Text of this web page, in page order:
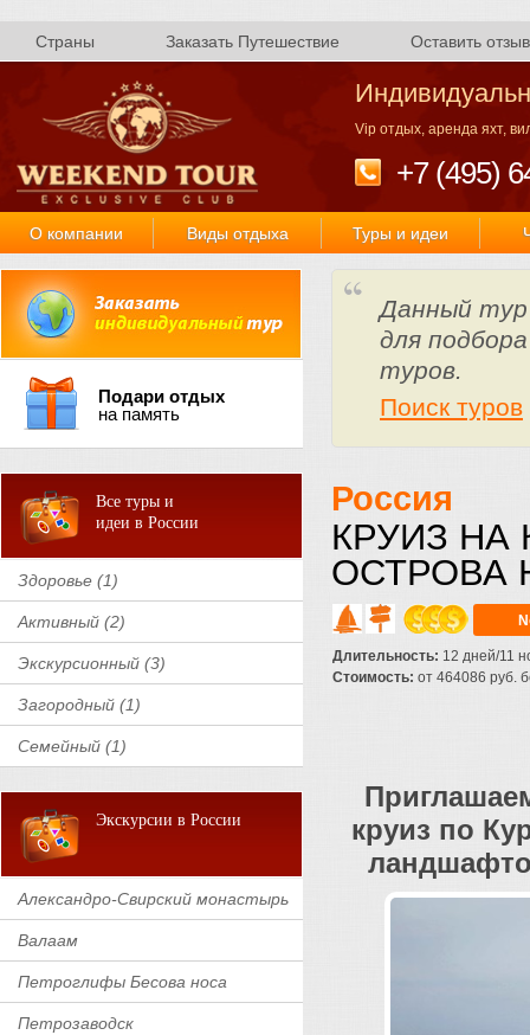
Страны Заказать Путешествие Оставить отзыв
Vip отдых, аренда яхт,
+7 (495)
О компании Виды отдыха Туры и идеи
Подари отдых
на память
Все туры и
идеи в России
Здоровье (1)
Активный (2)
Экскурсионный (3)
Загородный (1)
Семейный (1)
Экскурсии в России
Александро-Свирский монастырь
Валаам
Петроглифы Бесова носа
Петрозаводск
Данный
для
туров.
Поиск туров
Россия
КРУИЗ НА
ОСТРОВА
Длительность: 12 дней/11
Стоимость: от 464086 руб.
круиз по